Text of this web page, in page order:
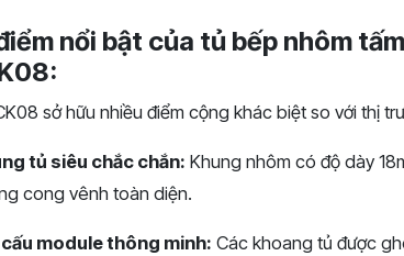
nổi bật của tủ bếp nhôm
sở hữu nhiều điểm cộng khác biệt so với thị
tủ siêu chắc chắn: Khung nhôm có độ dày
cong vênh toàn diện.
module thông minh: Các khoang tủ được